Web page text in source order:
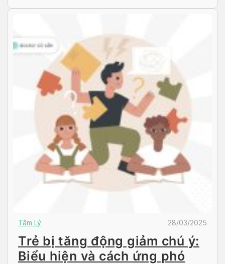
Tâm Lý 28/03/2025
Trẻ bị tăng động giảm chú ý:
Biểu hiện và cách ứng phó